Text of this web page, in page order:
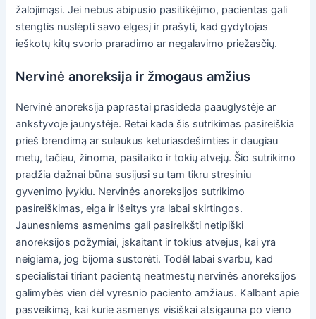
žalojimąsi. Jei nebus abipusio pasitikėjimo, pacientas gali
stengtis nuslėpti savo elgesį ir prašyti, kad gydytojas
ieškotų kitų svorio praradimo ar negalavimo priežasčių.
Nervinė anoreksija ir žmogaus amžius
Nervinė anoreksija paprastai prasideda paauglystėje ar
ankstyvoje jaunystėje. Retai kada šis sutrikimas pasireiškia
prieš brendimą ar sulaukus keturiasdešimties ir daugiau
metų, tačiau, žinoma, pasitaiko ir tokių atvejų. Šio sutrikimo
pradžia dažnai būna susijusi su tam tikru stresiniu
gyvenimo įvykiu. Nervinės anoreksijos sutrikimo
pasireiškimas, eiga ir išeitys yra labai skirtingos.
Jaunesniems asmenims gali pasireikšti netipiški
anoreksijos požymiai, įskaitant ir tokius atvejus, kai yra
neigiama, jog bijoma sustorėti. Todėl labai svarbu, kad
specialistai tiriant pacientą neatmestų nervinės anoreksijos
galimybės vien dėl vyresnio paciento amžiaus. Kalbant apie
pasveikimą, kai kurie asmenys visiškai atsigauna po vieno